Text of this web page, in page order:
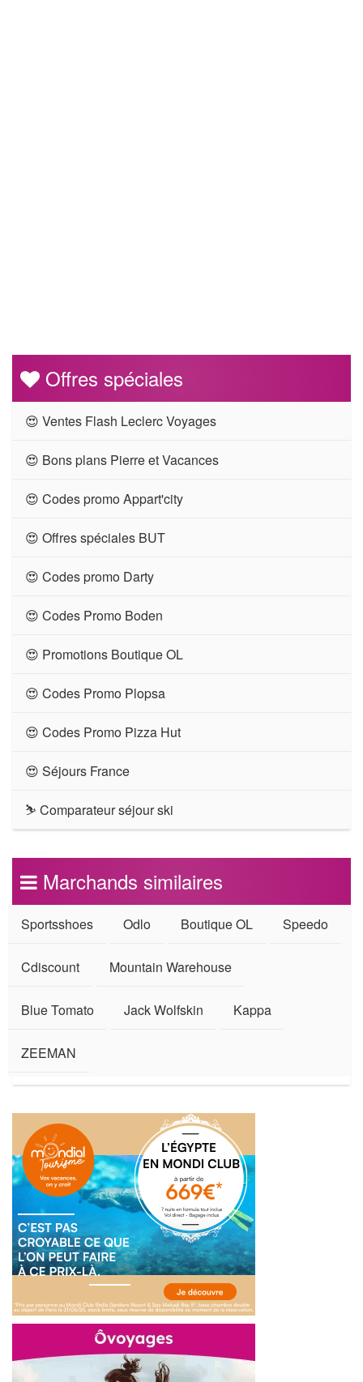
Offres spéciales
😍 Ventes Flash Leclerc Voyages
😍 Bons plans Pierre et Vacances
😍 Codes promo Appart'city
😍 Offres spéciales BUT
😍 Codes promo Darty
😍 Codes Promo Boden
😍 Promotions Boutique OL
😍 Codes Promo Plopsa
😍 Codes Promo Pizza Hut
😍 Séjours France
⛷ Comparateur séjour ski
Marchands similaires
Sportsshoes Odlo Boutique OL Speedo
Cdiscount Mountain Warehouse
Blue Tomato Jack Wolfskin Kappa
ZEEMAN